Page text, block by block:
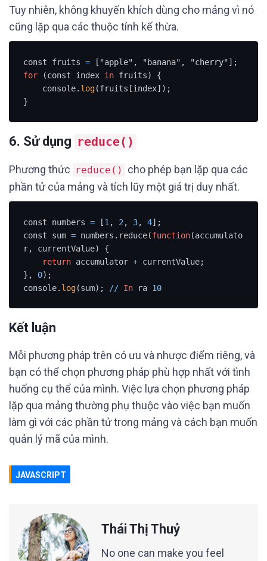
Tuy nhiên, không khuyến khích dùng cho mảng vì nó
cũng lặp qua các thuộc tính kế thừa.
const fruits =
for (const index in fruits) {
    console.
log(fruits[index]);
}
6. Sử dụng reduce()
Phương thức reduce()
cho phép bạn lặp qua các
phần tử của mảng và tích lũy một giá trị duy nhất.
const numbers = [1 , 2 , 3, 4];
const sum = numbers.reduce(function(accumulato
r, currentValue) {
return accumulator + currentValue;
}, 0);
console. log(sum); // In ra 10
Kết luận
Mỗi phương pháp trên có ưu và nhược điểm riêng, và
bạn có thể chọn phương pháp phù hợp nhất với tình
huống cụ thể của mình. Việc lựa chọn phương pháp
lặp qua mảng thường phụ thuộc vào việc bạn muốn
làm gì với các phần tử trong mảng và cách bạn muốn
quản lý mã của mình.
JAVASCRIPT
Thái Thị Thuỷ
No one can make you feel